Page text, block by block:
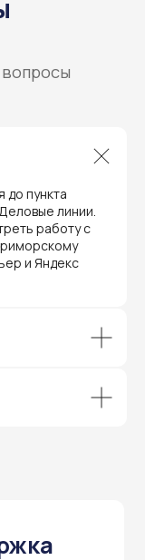
до пункта
линии.
работу с
и Яндекс